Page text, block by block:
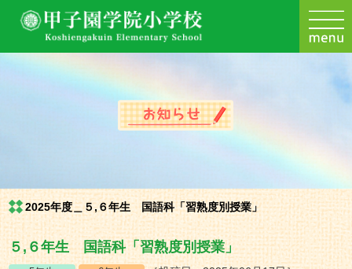
2025年度＿５,６年生 国語科「習熟度別授業」
５,６年生 国語科「習熟度別授業」